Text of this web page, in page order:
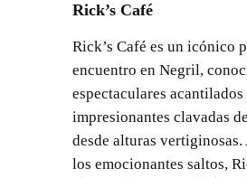
Rick’s Café
Rick’s Café es un icónico
encuentro en Negril,
espectaculares acantilados
impresionantes clavadas
desde alturas vertiginosas.
los emocionantes saltos,